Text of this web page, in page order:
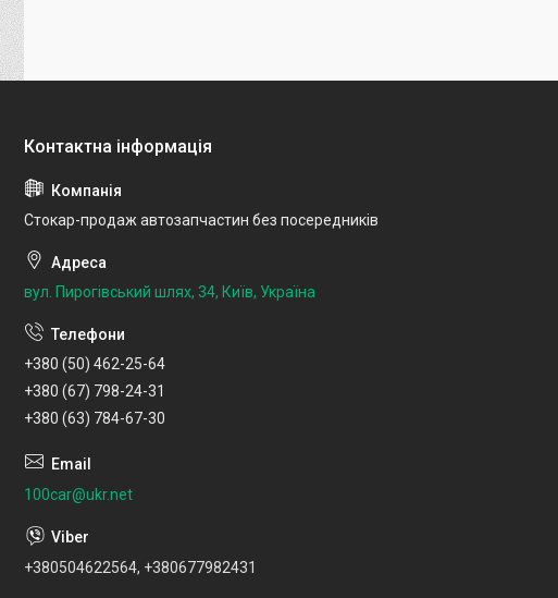
Стокар-продаж автозапчастин без посередників
вул. Пирогівський шлях, 34, Київ, Україна
+380 (50) 462-25-64
+380 (67) 798-24-31
+380 (63) 784-67-30
100car@ukr.net
+380504622564, +380677982431